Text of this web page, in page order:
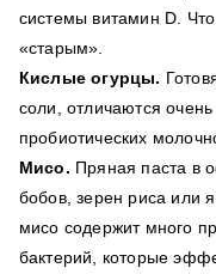
системы витамин D.
«старым».
Кислые огурцы.
соли, отличаются
пробиотических
Мисо. Пряная паста в
бобов, зерен риса или
мисо содержит много
бактерий, которые